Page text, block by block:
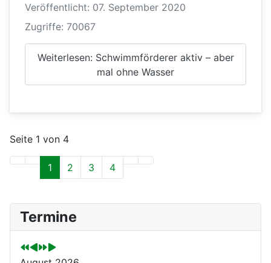
Veröffentlicht: 07. September 2020
Zugriffe: 70067
Weiterlesen: Schwimmförderer aktiv – aber
mal ohne Wasser
Seite 1 von 4
1 2 3 4
Termine
V
o
r
h
V
o
r
h
N
ä
c
h
N
ä
c
h